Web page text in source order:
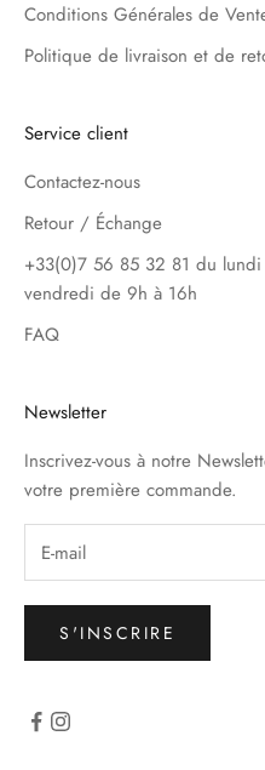
Conditions Générales de
Politique de livraison et de
Service client
Contactez-nous
Retour / Échange
+33(0)7 56 85 32 81 du
vendredi de 9h à 16h
FAQ
Newsletter
Inscrivez-vous à notre
votre première commande.
S'INSCRIRE